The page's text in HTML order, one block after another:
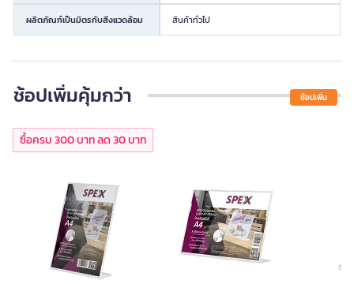
ผลิตภัณฑ์เป็นมิตรกับสิ่งแวดล้อม สินค้าทั่วไป
ช้อปเพิ่มคุ้มกว่า ช้อปเพิ่ม
ซื้อครบ 300 บาท ลด 30 บาท